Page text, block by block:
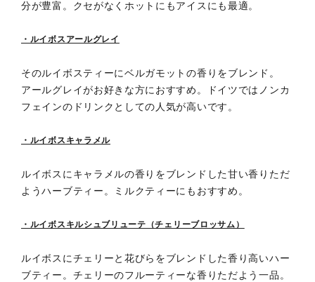
分が豊富。クセがなくホットにもアイスにも最適。
・ルイボスアールグレイ
そのルイボスティーにベルガモットの香りをブレンド。
アールグレイがお好きな方におすすめ。ドイツではノンカ
フェインのドリンクとしての人気が高いです。
・ルイボスキャラメル
ルイボスにキャラメルの香りをブレンドした甘い香りただ
ようハーブティー。ミルクティーにもおすすめ。
・ルイボスキルシュブリューテ（チェリーブロッサム）
ルイボスにチェリーと花びらをブレンドした香り高いハー
ブティー。チェリーのフルーティーな香りただよう一品。